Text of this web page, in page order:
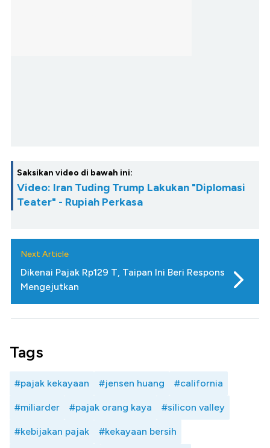
Saksikan video di bawah ini:
Video: Iran Tuding Trump Lakukan "Diplomasi
Teater" - Rupiah Perkasa
Next Article
Dikenai Pajak Rp129 T, Taipan Ini Beri Respons
Mengejutkan
Tags
#pajak kekayaan #jensen huang #california
#miliarder #pajak orang kaya #silicon valley
#kebijakan pajak #kekayaan bersih